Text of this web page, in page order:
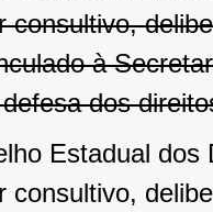
consultivo,
à
dos
Estadual
consultivo,